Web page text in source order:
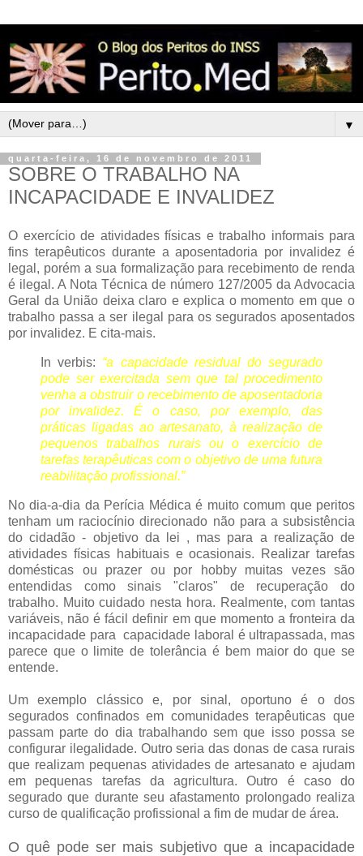
▼
quarta-feira, 16 de novembro de 2011
SOBRE O TRABALHO NA
INCAPACIDADE E INVALIDEZ
O exercício de atividades físicas e trabalho informais para
fins terapêuticos durante a aposentadoria por invalidez é
legal, porém a sua formalização para recebimento de renda
é ilegal. A Nota Técnica de número 127/2005 da Advocacia
Geral da União deixa claro e explica o momento em que o
trabalho passa a ser ilegal para os segurados aposentados
por invalidez. E cita-mais.
In verbis: “a capacidade residual do segurado
pode ser exercitada sem que tal procedimento
venha a obstruir o recebimento de aposentadoria
por invalidez. É o caso, por exemplo, das
práticas ligadas ao artesanato, à realização de
pequenos trabalhos rurais ou o exercício de
tarefas terapêuticas com o objetivo de uma futura
reabilitação profissional.”
No dia-a-dia da Perícia Médica é muito comum que peritos
tenham um raciocínio direcionado não para a subsistência
do cidadão - objetivo da lei , mas para a realização de
atividades físicas habituais e ocasionais. Realizar tarefas
domésticas ou prazer ou por hobby muitas vezes são
entendidas como sinais "claros" de recuperação do
trabalho. Muito cuidado nesta hora. Realmente, com tantas
variáveis, não é fácil definir em que momento a fronteira da
incapacidade para capacidade laboral é ultrapassada, mas
parece que o limite de tolerância é bem maior do que se
entende.
Um exemplo clássico e, por sinal, oportuno é o dos
segurados confinados em comunidades terapêuticas que
passam parte do dia trabalhando sem que isso possa se
configurar ilegalidade. Outro seria das donas de casa rurais
que realizam pequenas atividades de artesanato e ajudam
em pequenas tarefas da agricultura. Outro é caso do
segurado que durante seu afastamento prolongado realiza
curso de qualificação profissional a fim de mudar de área.
O quê pode ser mais subjetivo que a incapacidade